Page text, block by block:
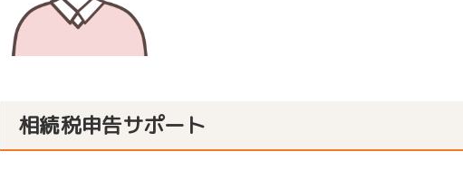
相続税申告サポート